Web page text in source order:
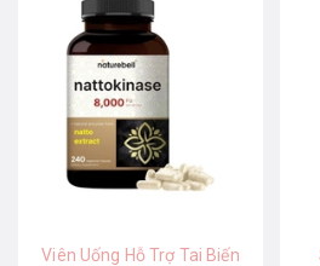
Viên Uống Hỗ Trợ Tai Biến